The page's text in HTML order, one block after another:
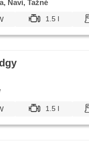
Navi, Tažné
1.5 l
1.5 l